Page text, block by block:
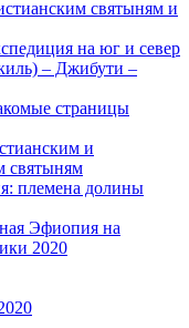
святыням и
на юг и север
– Джибути –
страницы
и
святыням
племена долины
Эфиопия на
2020